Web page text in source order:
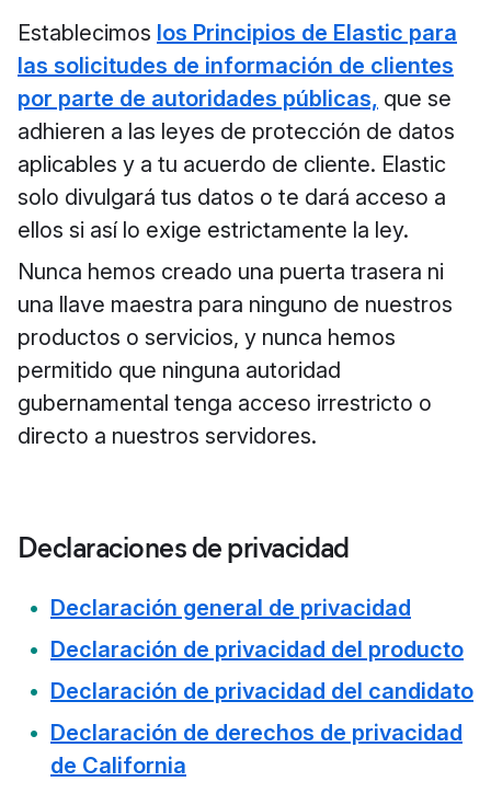
Establecimos los Principios de Elastic para
las solicitudes de información de clientes
por parte de autoridades públicas, que se
adhieren a las leyes de protección de datos
aplicables y a tu acuerdo de cliente. Elastic
solo divulgará tus datos o te dará acceso a
ellos si así lo exige estrictamente la ley.
Nunca hemos creado una puerta trasera ni
una llave maestra para ninguno de nuestros
productos o servicios, y nunca hemos
permitido que ninguna autoridad
gubernamental tenga acceso irrestricto o
directo a nuestros servidores.
Declaraciones de privacidad
Declaración general de privacidad
Declaración de privacidad del producto
Declaración de privacidad del candidato
Declaración de derechos de privacidad
de California